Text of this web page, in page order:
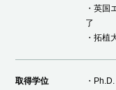
・英
了
・拓
取得学位
・